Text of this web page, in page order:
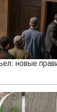
новые